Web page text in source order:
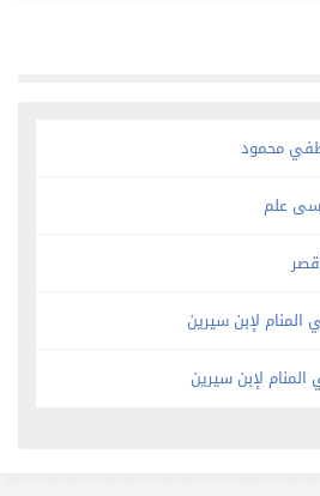
محمود
علم
لإبن سيرين
لإبن سيرين